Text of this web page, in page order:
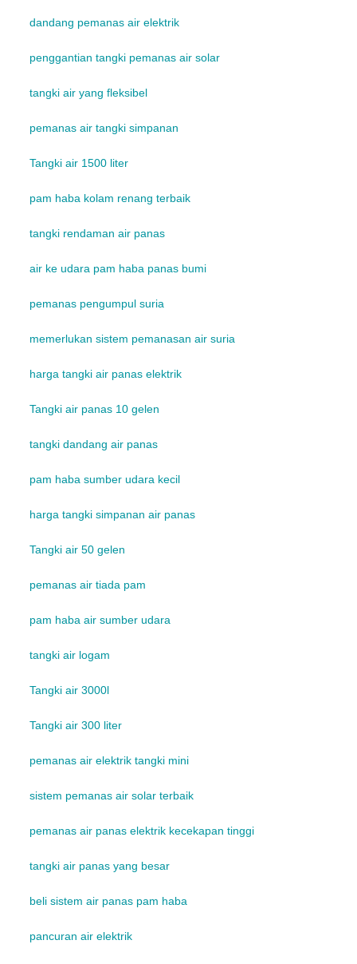
dandang pemanas air elektrik
penggantian tangki pemanas air solar
tangki air yang fleksibel
pemanas air tangki simpanan
Tangki air 1500 liter
pam haba kolam renang terbaik
tangki rendaman air panas
air ke udara pam haba panas bumi
pemanas pengumpul suria
memerlukan sistem pemanasan air suria
harga tangki air panas elektrik
Tangki air panas 10 gelen
tangki dandang air panas
pam haba sumber udara kecil
harga tangki simpanan air panas
Tangki air 50 gelen
pemanas air tiada pam
pam haba air sumber udara
tangki air logam
Tangki air 3000l
Tangki air 300 liter
pemanas air elektrik tangki mini
sistem pemanas air solar terbaik
pemanas air panas elektrik kecekapan tinggi
tangki air panas yang besar
beli sistem air panas pam haba
pancuran air elektrik